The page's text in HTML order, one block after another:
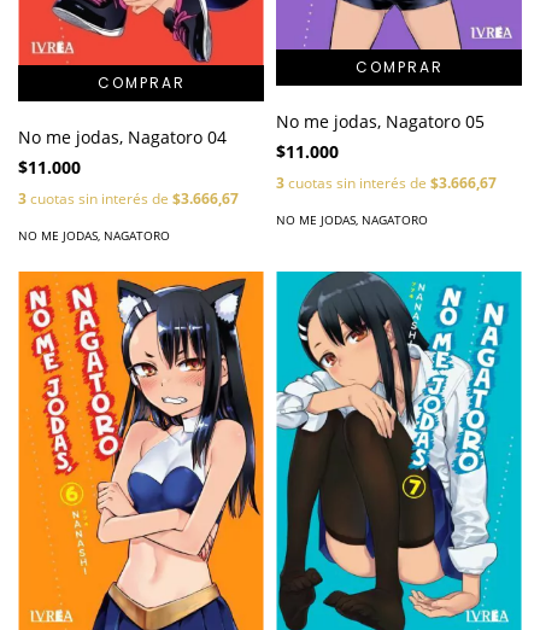
No me jodas, Nagatoro 04
$11.000
3cuotas sin interés de $3.666,67
NO ME JODAS, NAGATORO
No me jodas, Nagatoro 05
$11.000
3cuotas sin interés de $3.666,67
NO ME JODAS, NAGATORO